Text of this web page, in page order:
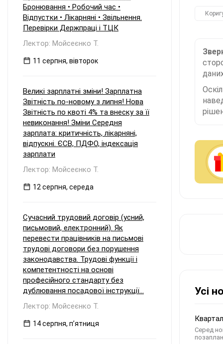
Усі
Серед
Бронювання • Робочий час •
Відпустки • Лікарняні • Звільнення.
Перевірки Держпраці і ТЦК
Лектор: Мойсеєнко Т.
11 серпня, вівторок
Великі зарплатні зміни! Зарплатна
Звітність по-новому з липня! Нова
Звітність по квоті 4% та внеску за її
невиконання! Зміни Середня
зарплата: критичність, лікарняні,
відпускні. ЄСВ, ПДФО, індексація
зарплати
Лектор: Мойсеєнко Т.
12 серпня, середа
Сучасний трудовий договір (усний,
письмовий, електронний). Як
перевести працівників на письмові
трудові договори без порушення
законодавства. Трудові функції і
компетентності на основі
професійного стандарту без
дублювання посадової інструкції...
Лектор: Мойсеєнко Т.
14 серпня, пʼятниця